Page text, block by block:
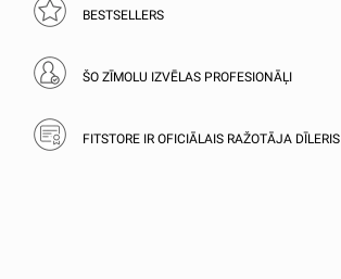
BESTSELLERS
ŠO ZĪMOLU IZVĒLAS PROFESIONĀĻI
FITSTORE IR OFICIĀLAIS RAŽOTĀJA DĪLERIS